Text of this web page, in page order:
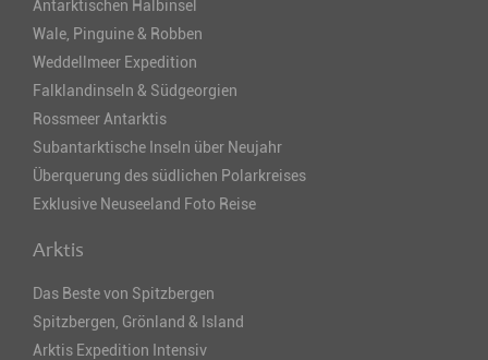
Antarktischen Halbinsel
Wale, Pinguine & Robben
Weddellmeer Expedition
Falklandinseln & Südgeorgien
Rossmeer Antarktis
Subantarktische Inseln über Neujahr
Überquerung des südlichen Polarkreises
Exklusive Neuseeland Foto Reise
Arktis
Das Beste von Spitzbergen
Spitzbergen, Grönland & Island
Arktis Expedition Intensiv